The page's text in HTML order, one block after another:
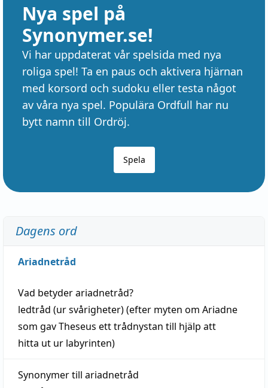
Nya spel på
Synonymer.se!
Vi har uppdaterat vår spelsida med nya
roliga spel! Ta en paus och aktivera hjärnan
med korsord och sudoku eller testa något
av våra nya spel. Populära Ordfull har nu
bytt namn till Ordröj.
Spela
Dagens ord
Ariadnetråd
Vad betyderariadnetråd?
ledtråd (ur svårigheter) (efter myten om Ariadne
som gav Theseus ett trådnystan till hjälp att
hitta ut ur labyrinten)
Synonymer till ariadnetråd